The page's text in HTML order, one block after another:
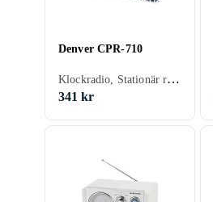
Denver CPR-710
Klockradio, Stationär radio, FM, Klockradio med alarm, Projicering av tid
341 kr